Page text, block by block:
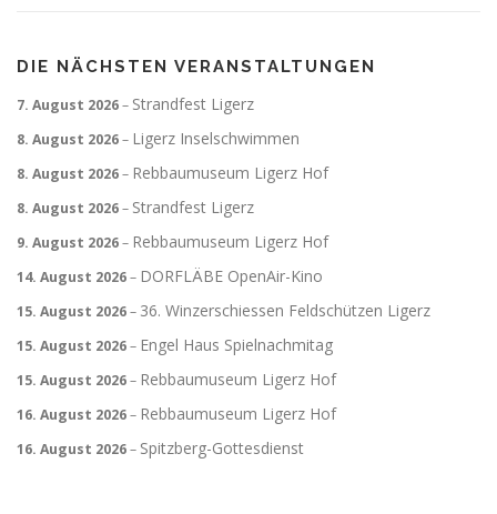
DIE NÄCHSTEN VERANSTALTUNGEN
7. August 2026– Strandfest Ligerz
8. August 2026– Ligerz Inselschwimmen
8. August 2026– Rebbaumuseum Ligerz Hof
8. August 2026– Strandfest Ligerz
9. August 2026– Rebbaumuseum Ligerz Hof
14. August 2026– DORFLÄBE OpenAir-Kino
15. August 2026– 36. Winzerschiessen Feldschützen Ligerz
15. August 2026– Engel Haus Spielnachmitag
15. August 2026– Rebbaumuseum Ligerz Hof
16. August 2026– Rebbaumuseum Ligerz Hof
16. August 2026– Spitzberg-Gottesdienst